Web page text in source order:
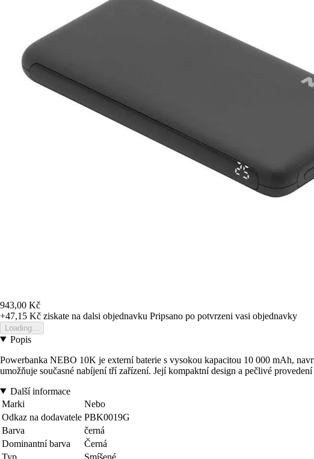
943,00 Kč
+47,15 Kč ziskate na dalsi objednavku Pripsano po potvrzeni vasi objednavky
Loading...
Popis
Powerbanka NEBO 10K je externí baterie s vysokou kapacitou 10 000 mAh,
umožňuje současné nabíjení tří zařízení. Její kompaktní design a pečlivé
Další informace
Marki
Nebo
Odkaz na dodavatele PBK0019G
Barva
černá
Dominantní barva
Černá
Typ
Smíšené